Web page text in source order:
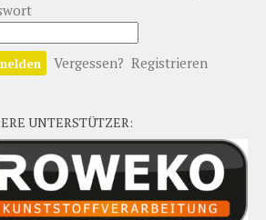
Vergessen? Registrieren
UNTERSTÜTZER: